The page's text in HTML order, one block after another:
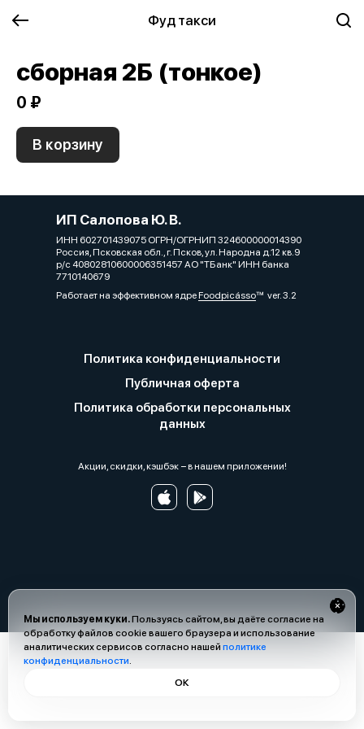
Фуд такси
Мы используем куки.Пользуясь сайтом, вы даёте согласие на
обработку файлов cookie вашего браузера и использование
аналитических сервисов согласно нашей политике
конфиденциальности.
ОК
сборная 2Б (тонкое)
0 ₽
В корзину
ИП Салопова Ю. В.
ИНН 602701439075 ОГРН/ОГРНИП 324600000014390
Россия, Псковская обл., г. Псков, ул. Народна д.12 кв.9
р/с 40802810600006351457 АО "ТБанк" ИНН банка
7710140679
Работает на эффективном ядреFoodpicássover. 3.2
Политика конфиденциальности
Публичная оферта
Политика обработки персональных
данных
Акции, скидки, кэшбэк − в нашем приложении!